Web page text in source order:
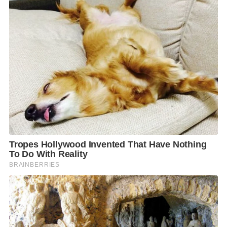
เดินหน้าสร้างมาตรฐานใหม่ให้ตลาดพลังงานสะอาดไทย
Certificate of Power of Attorney – Platinum Partner ในครั้งนี้ถือ
เป็นอีกก้าวสำคัญของความร่วมมือระหว่างSiwasolar EnergyและLONGi ใน
การร่วมกันยกระดับมาตรฐานอุตสาหกรรมพลังงานแสงอาทิตย์ของประเทศไทย
ผ่านการส่งมอบเทคโนโลยีระดับโลก โซลูชันด้านพลังงานที่ครบวงจร และบริการ
ที่ได้มาตรฐาน เพื่อสร้างความเชื่อมั่นให้กับลูกค้าและพันธมิตรทางธุรกิจในทุก
ภาคส่วน
Siwasolar Energyยังคงมุ่งมั่นพัฒนาศักยภาพขององค์กรอย่างต่อเนื่อง พร้อม
ขยายบทบาทการเป็น
เข้ากับความต้องการของตลาดไทย เพื่อร่วมขับเคลื่อนการเปลี่ยนผ่านสู่พลังงาน
สะอาด และสนับสนุนการเติบโตของภาคธุรกิจไทยสู่อนาคตที่ยั่งยืน.